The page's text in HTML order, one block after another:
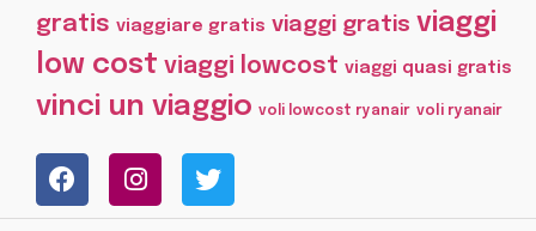
gratis viaggiare gratis viaggi gratis viaggi
low cost viaggi lowcost viaggi quasi gratis
vinci un viaggio voli lowcost ryanair voli ryanair